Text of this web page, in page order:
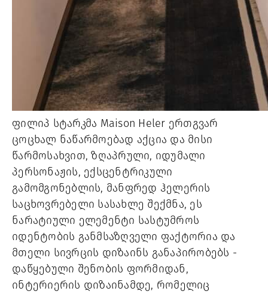
ფილიპ სტარკმა Maison Heler ერთგვარ
ცოცხალ ნაწარმოებად აქცია და მისი
წარმოსახვით, ზღაპრული, იდუმალი
პერსონაჟის, ექსცენტრიკული
გამომგონებლის, მანფრედ ჰელერის
საცხოვრებელი სასახლე შექმნა, ეს
ნარატიული ელემენტი სასტუმროს
იდენტობის განმსაზღველი ფაქტორია და
მთელი სივრცის დიზაინს განაპირობებს -
დაწყებული შენობის ფორმიდან,
ინტერიერის დიზაინამდე, რომელიც